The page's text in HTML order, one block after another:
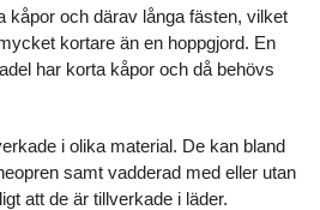
kåpor och därav långa fästen, vilket
kortare än en hoppgjord. En
har korta kåpor och då behövs
i olika material. De kan bland
samt vadderad med eller utan
att de är tillverkade i läder.